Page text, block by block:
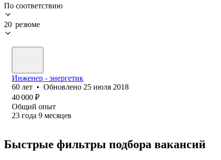
По соответствию
20 резюме
Инженер - энергетик
60 лет • Обновлено 25 июля 2018
40 000 ₽
Общий опыт
23 года 9 месяцев
Быстрые фильтры подбора вакансий